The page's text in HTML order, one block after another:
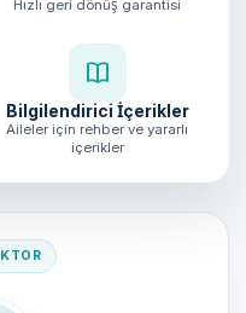
Hızlı geri dönüş garantisi
Bilgilendirici İçerikler
Aileler için rehber ve yararlı
içerikler